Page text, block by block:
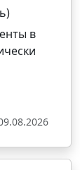
в